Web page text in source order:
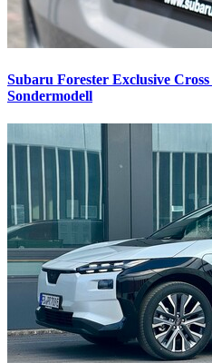
Subaru Forester Exclusive Cross
Sondermodell